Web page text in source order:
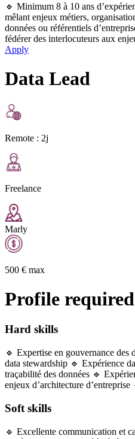
🔹 Minimum 8 à 10 ans
mêlant enjeux métiers,
données ou référentiels
fédérer des interlocuteurs aux
Apply
Data Lead
Remote : 2j
Freelance
Marly
500 € max
Profile required
Hard skills
🔹 Expertise en gouvernance
data stewardship 🔹 Expérience
traçabilité des données 🔹
enjeux d’architecture
Soft skills
🔹 Excellente communication et